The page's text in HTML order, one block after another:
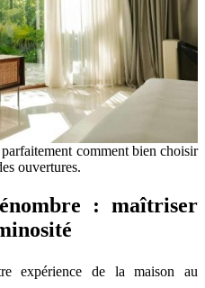
comment bien choisir
ouvertures.
: maîtriser
expérience de la maison au